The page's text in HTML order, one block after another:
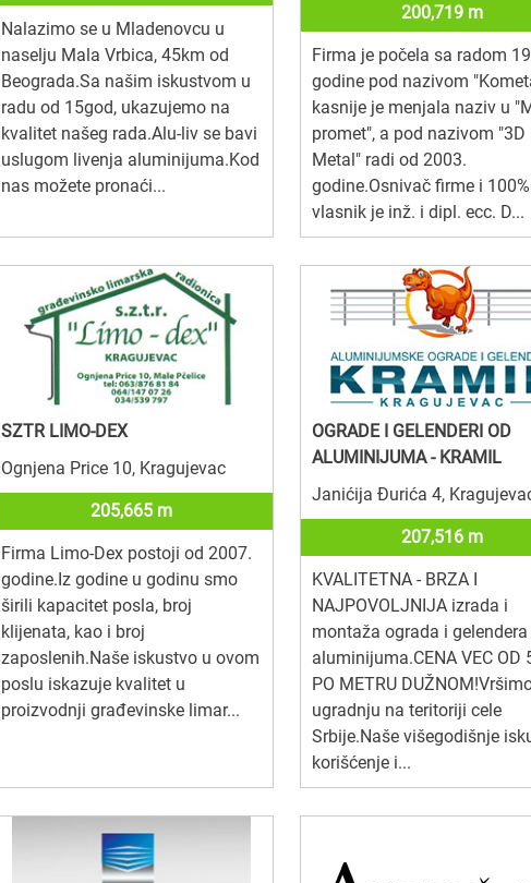
Nalazimo se u Mladenovcu u
naselju Mala Vrbica, 45km od
Beograda.Sa našim iskustvom u
radu od 15god, ukazujemo na
kvalitet našeg rada.Alu-liv se bavi
uslugom livenja aluminijuma.Kod
nas možete pronaći...
200,719 m
Firma je počela sa radom
godine pod nazivom
kasnije je menjala naziv u
promet", a pod nazivom "3D
Metal" radi od 2003.
godine.Osnivač firme i 100%
vlasnik je inž. i dipl. ecc. D...
SZTR LIMO-DEX
Ognjena Price 10, Kragujevac
205,665 m
Firma Limo-Dex postoji od 2007.
godine.Iz godine u godinu smo
širili kapacitet posla, broj
klijenata, kao i broj
zaposlenih.Naše iskustvo u ovom
poslu iskazuje kvalitet u
proizvodnji građevinske limar...
OGRADE I GELENDERI OD
ALUMINIJUMA - KRAMIL
Janićija Đurića 4,
207,516 m
KVALITETNA - BRZA I
NAJPOVOLJNIJA izrada i
montaža ograda i gelendera
aluminijuma.CENA VEC OD
PO METRU
ugradnju na teritoriji cele
Srbije.Naše višegodišnje
korišćenje i...